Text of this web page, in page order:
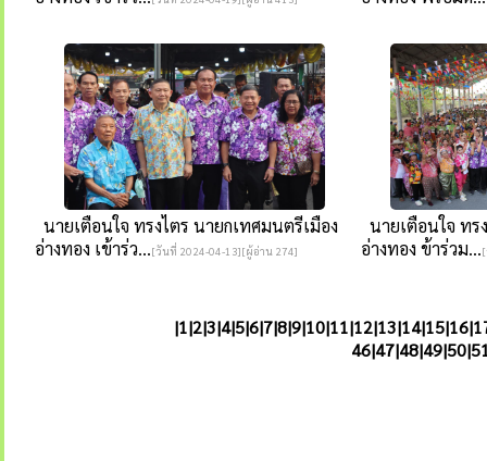
นายเตือนใจ ทรงไตร นายกเทศมนตรีเมือง
อ่างทอง เข้าร่ว...[วันที่ 2024-04-13][ผู้อ่าน 274]
นายเตือนใจ ทร
อ่างทอง ข้าร่วม...
|1|2|3|4|5|6|7|8|9|10|11|12|13|14|15|16|
46|47|48|49|50|